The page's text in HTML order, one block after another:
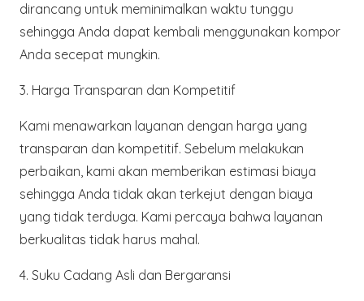
dirancang untuk meminimalkan waktu tunggu
sehingga Anda dapat kembali menggunakan kompor
Anda secepat mungkin.
3. Harga Transparan dan Kompetitif
Kami menawarkan layanan dengan harga yang
transparan dan kompetitif. Sebelum melakukan
perbaikan, kami akan memberikan estimasi biaya
sehingga Anda tidak akan terkejut dengan biaya
yang tidak terduga. Kami percaya bahwa layanan
berkualitas tidak harus mahal.
4. Suku Cadang Asli dan Bergaransi